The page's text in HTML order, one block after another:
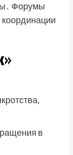
Форумы
в